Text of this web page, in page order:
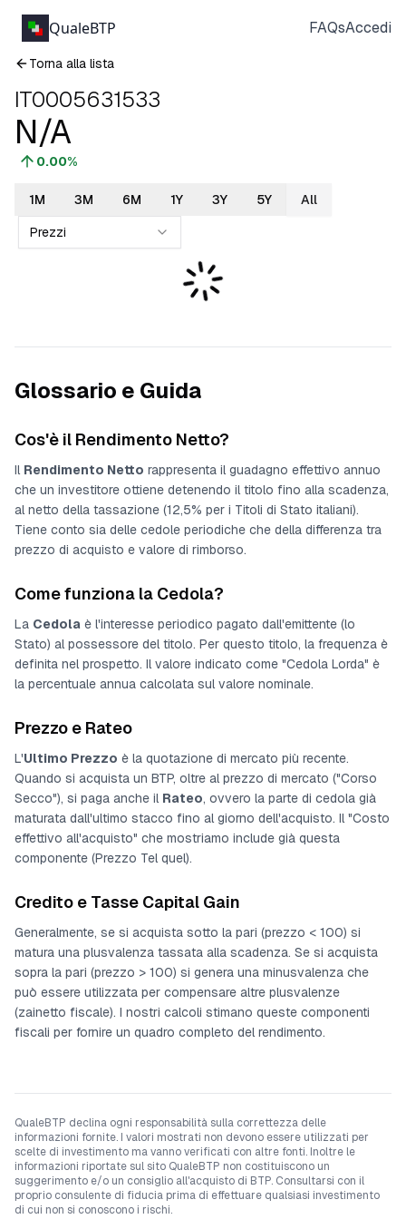
QualeBTP FAQsAccedi
Torna alla lista
IT0005631533
N/A
0.00%
1M 3M 6M 1Y 3Y 5Y
All
Prezzi
Glossario e Guida
Cos'è il Rendimento Netto?
Il Rendimento Netto rappresenta il guadagno effettivo annuo
che un investitore ottiene detenendo il titolo fino alla scadenza,
al netto della tassazione (12,5% per i Titoli di Stato italiani).
Tiene conto sia delle cedole periodiche che della differenza tra
prezzo di acquisto e valore di rimborso.
Come funziona la Cedola?
La Cedola è l'interesse periodico pagato dall'emittente (lo
Stato) al possessore del titolo. Per questo titolo, la frequenza è
definita nel prospetto. Il valore indicato come "Cedola Lorda" è
la percentuale annua calcolata sul valore nominale.
Prezzo e Rateo
L'Ultimo Prezzo è la quotazione di mercato più recente.
Quando si acquista un BTP, oltre al prezzo di mercato ("Corso
Secco"), si paga anche il Rateo, ovvero la parte di cedola già
maturata dall'ultimo stacco fino al giorno dell'acquisto. Il "Costo
effettivo all'acquisto" che mostriamo include già questa
componente (Prezzo Tel quel).
Credito e Tasse Capital Gain
Generalmente, se si acquista sotto la pari (prezzo < 100) si
matura una plusvalenza tassata alla scadenza. Se si acquista
sopra la pari (prezzo > 100) si genera una minusvalenza che
può essere utilizzata per compensare altre plusvalenze
(zainetto fiscale). I nostri calcoli stimano queste componenti
fiscali per fornire un quadro completo del rendimento.
QualeBTP declina ogni responsabilità sulla correttezza delle
informazioni fornite. I valori mostrati non devono essere utilizzati per
scelte di investimento ma vanno verificati con altre fonti. Inoltre le
informazioni riportate sul sito QualeBTP non costituiscono un
suggerimento e/o un consiglio all'acquisto di BTP. Consultarsi con il
proprio consulente di fiducia prima di effettuare qualsiasi investimento
di cui non si conoscono i rischi.